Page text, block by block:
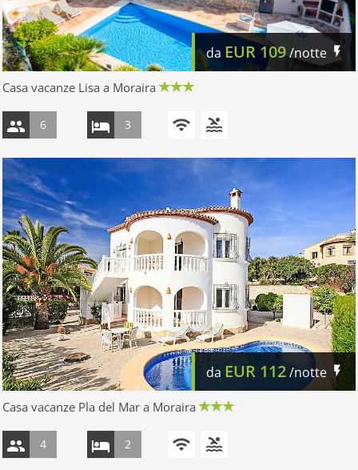
da EUR 109/notte
Casa vacanze Lisa a Moraira
6 3
da EUR 112/notte
Casa vacanze Pla del Mar a Moraira
4 2